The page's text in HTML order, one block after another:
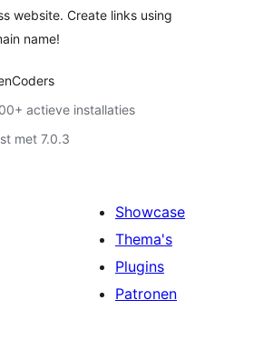
website. Create links using
name!
actieve installaties
met 7.0.3
Showcase
Thema's
Plugins
Patronen